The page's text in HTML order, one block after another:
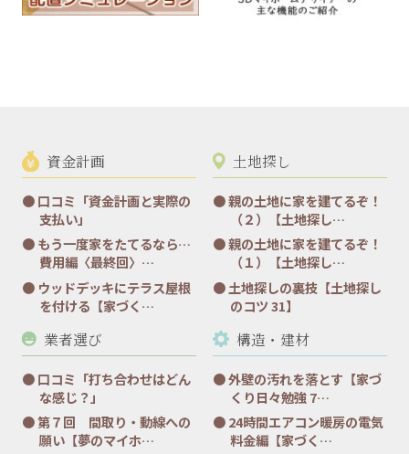
資金計画
口コミ「資金計画と実際の
支払い」
もう一度家をたてるなら…
費用編〈最終回〉…
ウッドデッキにテラス屋根
を付ける【家づく…
土地探し
親の土地に家を建てるぞ！
（２）【土地探し…
親の土地に家を建てるぞ！
（１）【土地探し…
土地探しの裏技【土地探し
のコツ 31】
業者選び
口コミ「打ち合わせはどん
な感じ？」
第７回 間取り・動線への
願い【夢のマイホ…
構造・建材
外壁の汚れを落とす【家づ
くり日々勉強 7…
24時間エアコン暖房の電気
料金編【家づく…